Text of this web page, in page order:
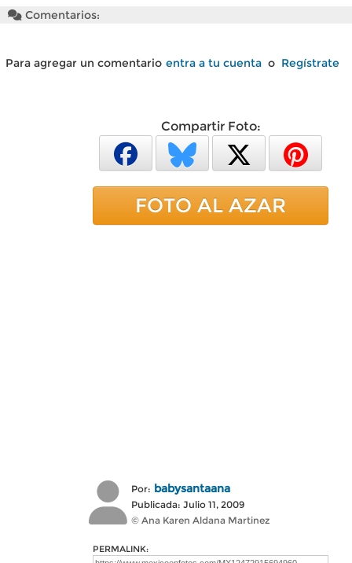
Comentarios:
Para agregar un comentario entra a tu cuenta o Regístrate
Compartir Foto:
FOTO AL AZAR
Por: babysantaana
Publicada: Julio 11, 2009
© Ana Karen Aldana Martinez
PERMALINK: